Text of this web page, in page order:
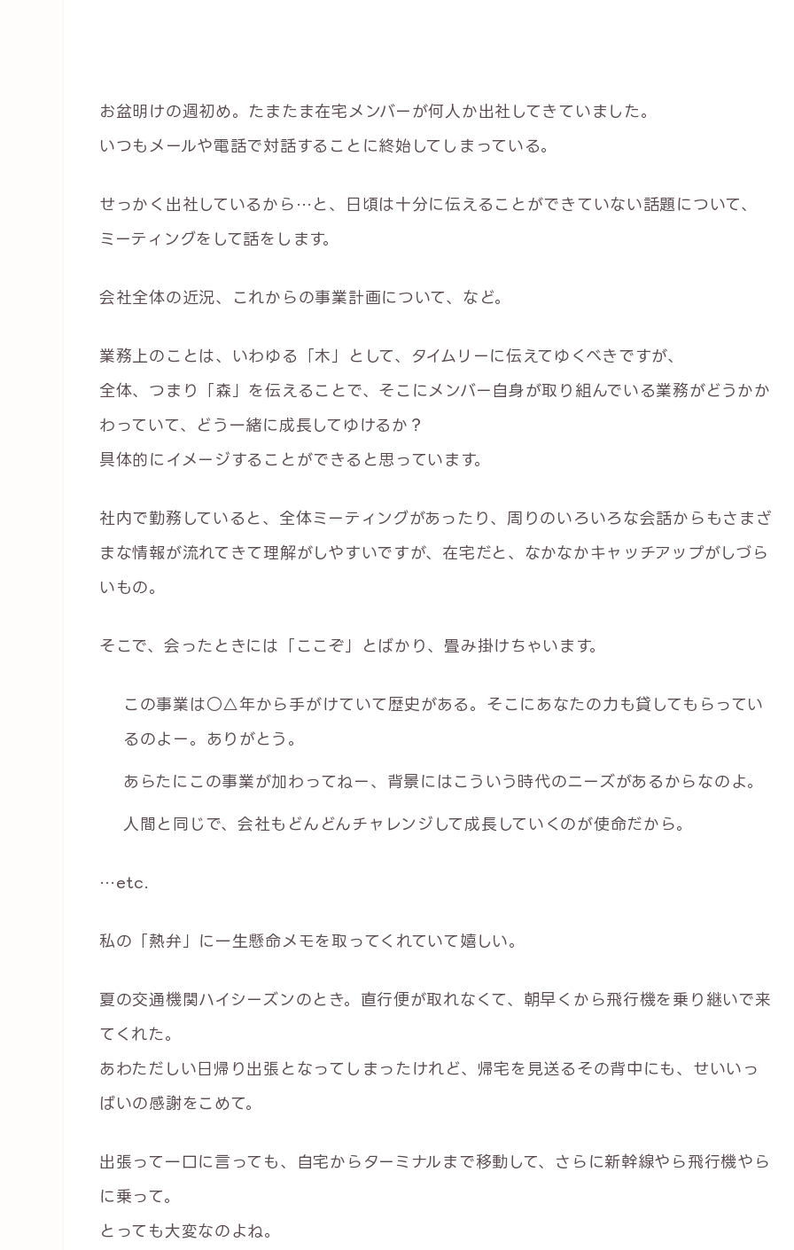
お盆明けの週初め。たまたま在宅メンバーが何人か出社してきていました。
いつもメールや電話で対話することに終始してしまっている。
せっかく出社しているから…と、日頃は十分に伝えることができていない話題について、
ミーティングをして話をします。
会社全体の近況、これからの事業計画について、など。
業務上のことは、いわゆる「木」として、タイムリーに伝えてゆくべきですが、
全体、つまり「森」を伝えることで、そこにメンバー自身が取り組んでいる業務がどうかか
わっていて、どう一緒に成長してゆけるか？
具体的にイメージすることができると思っています。
社内で勤務していると、全体ミーティングがあったり、周りのいろいろな会話からもさまざ
まな情報が流れてきて理解がしやすいですが、在宅だと、なかなかキャッチアップがしづら
いもの。
そこで、会ったときには「ここぞ」とばかり、畳み掛けちゃいます。
この事業は○△年から手がけていて歴史がある。そこにあなたの力も貸してもらってい
るのよー。ありがとう。
あらたにこの事業が加わってねー、背景にはこういう時代のニーズがあるからなのよ。
人間と同じで、会社もどんどんチャレンジして成長していくのが使命だから。
…etc.
私の「熱弁」に一生懸命メモを取ってくれていて嬉しい。
夏の交通機関ハイシーズンのとき。直行便が取れなくて、朝早くから飛行機を乗り継いで来
てくれた。
あわただしい日帰り出張となってしまったけれど、帰宅を見送るその背中にも、せいいっ
ぱいの感謝をこめて。
出張って一口に言っても、自宅からターミナルまで移動して、さらに新幹線やら飛行機やら
に乗って。
とっても大変なのよね。